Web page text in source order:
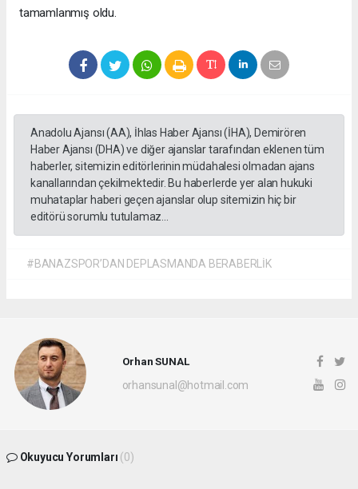
tamamlanmış oldu.
Anadolu Ajansı (AA), İhlas Haber Ajansı (İHA), Demirören
Haber Ajansı (DHA) ve diğer ajanslar tarafından eklenen tüm
haberler, sitemizin editörlerinin müdahalesi olmadan ajans
kanallarından çekilmektedir. Bu haberlerde yer alan hukuki
muhataplar haberi geçen ajanslar olup sitemizin hiç bir
editörü sorumlu tutulamaz...
#BANAZSPOR’DAN DEPLASMANDA BERABERLİK
Orhan SUNAL
orhansunal@hotmail.com
Okuyucu Yorumları (0)